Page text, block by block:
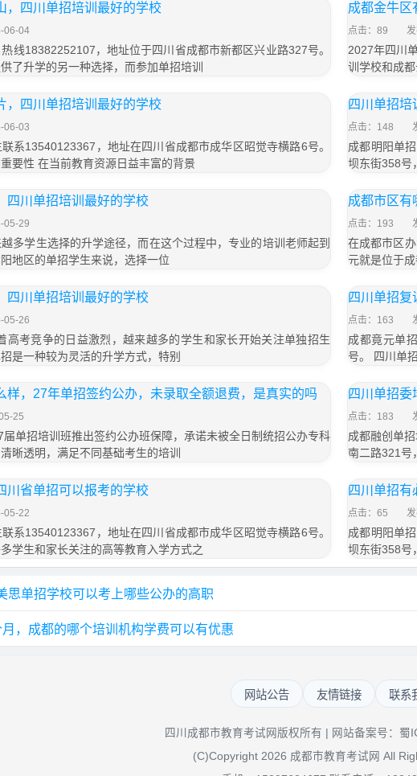
，四川单招培训最好的学校
06-04
线18382252107，地址位于四川省成都市新都区兴业路327号。
了升学的另一种选择，而参加单招培训
成都金牛区
点击：89
2027年四川
训学校和成
，四川单招培训最好的学校
06-03
系13540123367，地址在四川省成都市成华区昭觉寺横路6号。
要性 在当前教育资源日益丰富的背景
四川单招培
点击：148
成都明阳单
坝东街358号
四川单招培训最好的学校
05-29
多学生选择的升学途径，而在这个过程中，专业的培训老师起到
地区的单招学生来说，选择一位
成都市区有
点击：193
在成都市区
元就是位于
四川单招培训最好的学校
05-26
高考竞争的日益激烈，越来越多的学生和家长开始关注单独招生
是一种较为灵活的升学方式，特别
四川单招复
点击：163
成都竟元单
号。 四川单
样，27年单招签约公办，未录取全额退费，是真实的吗
25
单招培训班推出签约公办班保障，承诺未被全日制统招公办专科
晰透明，满足不同基础考生的培训
四川单招委
点击：183
成都融创单
南二路321号
川省单招可以报考的学校
05-22
系13540123367，地址在四川省成都市成华区昭觉寺横路6号。
学生和家长关注的高等教育入学方式之
四川单招有
点击：65
成都明阳单
坝东街358号
思单招学校可以考上哪些公办的高职
，成都的哪个培训机构学费可以有优惠
网站公告 友情链接 联系
四川成都市教育考试网版权所有 | 网站备案号： 蜀
(C)Copyright 2026 成都市教育考试网 All